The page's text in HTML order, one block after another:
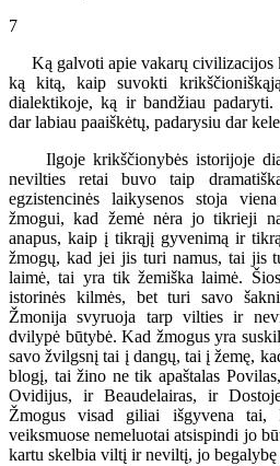
7
Ką galvoti apie vakarų civilizacijos
ką kitą, kaip suvokti
dialektikoje, ką ir bandžiau padaryti.
dar labiau paaiškėtų, padarysiu dar
Ilgoje krikščionybės istorijoje
nevilties retai buvo taip
egzistencinės laikysenos stoja
žmogui, kad žemė nėra jo tikrieji
anapus, kaip į tikrąjį gyvenimą ir
žmogų, kad jei jis turi namus, tai jis
laimė, tai yra tik žemiška laimė.
istorinės kilmės, bet turi savo
Žmonija svyruoja tarp vilties ir
dvilypė būtybė. Kad žmogus yra
savo žvilgsnį tai į dangų, tai į žemę,
blogį, tai žino ne tik apaštalas
Ovidijus, ir Beaudelairas, ir
Žmogus visad giliai išgyvena
veiksmuose nemeluotai atsispindi jo
kartu skelbia viltį ir neviltį, jo